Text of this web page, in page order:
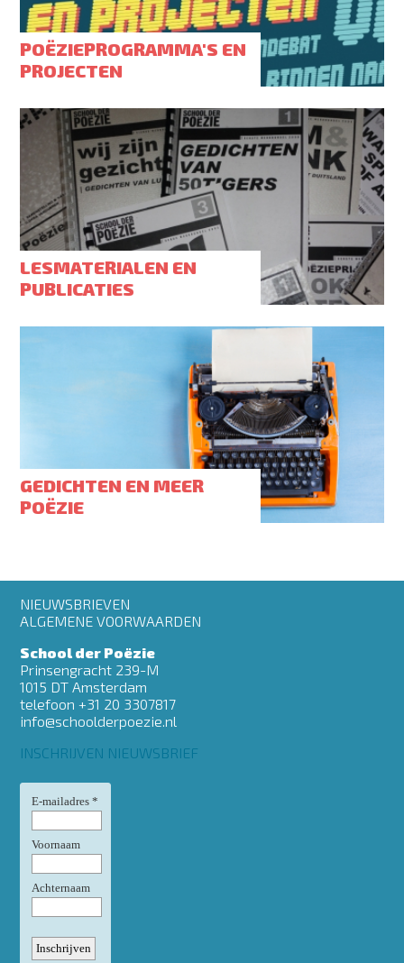
POËZIEPROGRAMMA'S EN
PROJECTEN
LESMATERIALEN EN
PUBLICATIES
GEDICHTEN EN MEER
POËZIE
Footer
menu
NIEUWSBRIEVEN
ALGEMENE VOORWAARDEN
School der Poëzie
Prinsengracht 239-M
1015 DT Amsterdam
telefoon +31 20 3307817
info@schoolderpoezie.nl
INSCHRIJVEN NIEUWSBRIEF